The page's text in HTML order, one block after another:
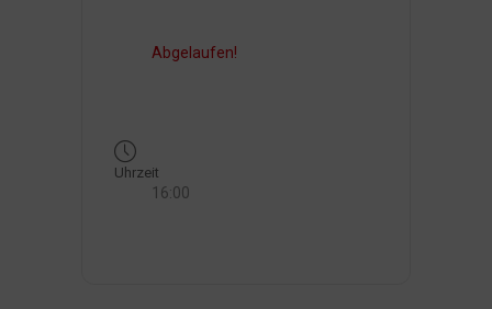
Abgelaufen!
Uhrzeit
16:00